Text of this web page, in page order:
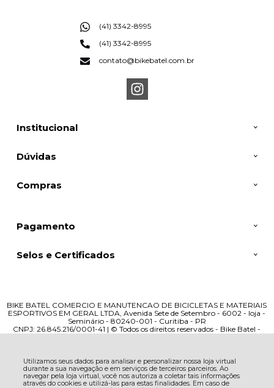
Utilizamos seus dados para analisar e personalizar nossa loja virtual
durante a sua navegação e em serviços de terceiros parceiros. Ao
navegar pela loja virtual, você nos autoriza a coletar tais informações
através do cookies e utilizá-las para estas finalidades. Em caso de
Institucional
Dúvidas
Compras
(41) 3342-8995
(41) 3342-8995
contato@bikebatel.com.br
Pagamento
Selos e Certificados
BIKE BATEL COMERCIO E MANUTENCAO DE BICICLETAS E MATERIAIS
ESPORTIVOS EM GERAL LTDA, Avenida Sete de Setembro - 6002 - loja -
Seminário - 80240-001 - Curitiba - PR
CNPJ: 26.845.216/0001-41 | © Todos os direitos reservados - Bike Batel -